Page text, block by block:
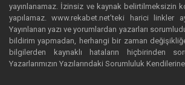
yayınlanamaz. İzinsiz ve kaynak belirtilmeksizin
yapılamaz. www.rekabet.net’teki harici linkler
Yayınlanan yazı ve yorumlardan yazarları
bildirim yapmadan, herhangi bir zaman
bilgilerden kaynaklı hataların hiçbirinden
Yazarlarımızın Yazılarındaki Sorumluluk